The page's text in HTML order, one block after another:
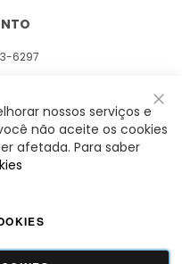
6297
que promove fluidez para viver
e estilo.
nossos serviços e
não aceite os cookies
afetada. Para saber